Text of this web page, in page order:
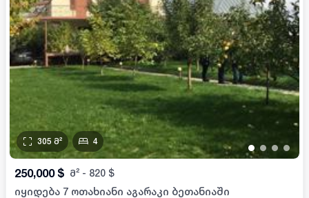
• • • •
305 მ² 4
250,000 $ მ² - 820 $
იყიდება 7 ოთახიანი აგარაკი ბეთანიაში